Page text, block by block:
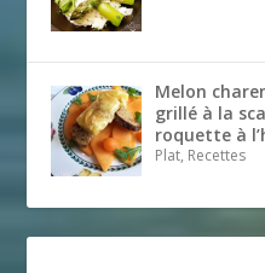
Melon
grillé à la
roquette à
Plat, Recettes